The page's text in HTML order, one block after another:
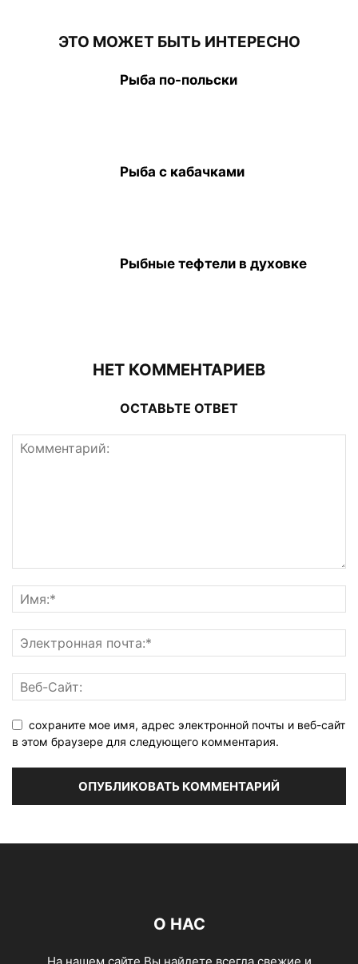
ЭТО МОЖЕТ БЫТЬ ИНТЕРЕСНО
Рыба по-польски
Рыба с кабачками
Рыбные тефтели в духовке
НЕТ КОММЕНТАРИЕВ
ОСТАВЬТЕ ОТВЕТ
сохраните мое имя, адрес электронной почты и веб-сайт
в этом браузере для следующего комментария.
О НАС